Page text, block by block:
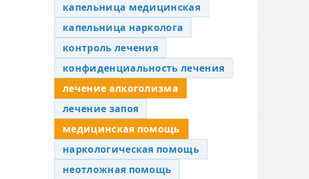
капельница медицинская
капельница нарколога
контроль лечения
конфиденциальность лечения
лечение алкоголизма
лечение запоя
медицинская помощь
наркологическая помощь
неотложная помощь